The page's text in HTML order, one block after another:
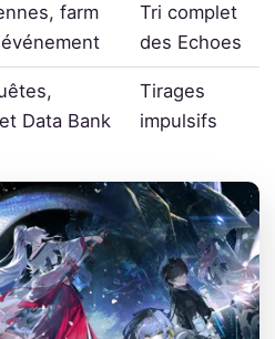
farm
Tri complet
des Echoes
Data Bank
Tirages
impulsifs